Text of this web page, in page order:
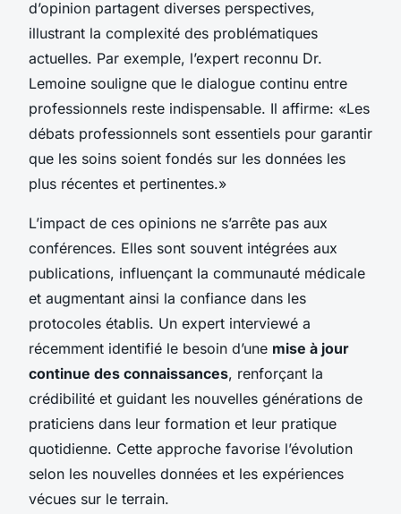
d’opinion partagent diverses perspectives,
illustrant la complexité des problématiques
actuelles. Par exemple, l’expert reconnu Dr.
Lemoine souligne que le dialogue continu entre
professionnels reste indispensable. Il affirme: «Les
débats professionnels sont essentiels pour garantir
que les soins soient fondés sur les données les
plus récentes et pertinentes.»
L’impact de ces opinions ne s’arrête pas aux
conférences. Elles sont souvent intégrées aux
publications, influençant la communauté médicale
et augmentant ainsi la confiance dans les
protocoles établis. Un expert interviewé a
récemment identifié le besoin d’une mise à jour
continue des connaissances, renforçant la
crédibilité et guidant les nouvelles générations de
praticiens dans leur formation et leur pratique
quotidienne. Cette approche favorise l’évolution
selon les nouvelles données et les expériences
vécues sur le terrain.